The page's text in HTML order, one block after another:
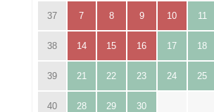
37 7 8 9 10 11
38 14 15 16 17 18
39 21 22 23 24 25
40 28 29 30